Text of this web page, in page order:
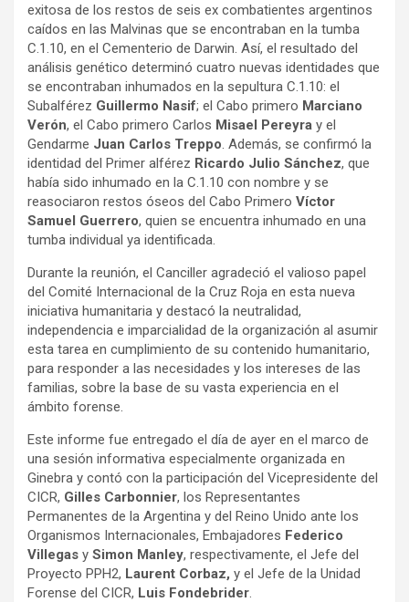
exitosa de los restos de seis ex combatientes argentinos
caídos en las Malvinas que se encontraban en la tumba
C.1.10, en el Cementerio de Darwin. Así, el resultado del
análisis genético determinó cuatro nuevas identidades que
se encontraban inhumados en la sepultura C.1.10: el
Subalférez Guillermo Nasif; el Cabo primero Marciano
Verón, el Cabo primero Carlos Misael Pereyra y el
Gendarme Juan Carlos Treppo. Además, se confirmó la
identidad del Primer alférez Ricardo Julio Sánchez, que
había sido inhumado en la C.1.10 con nombre y se
reasociaron restos óseos del Cabo Primero Víctor
Samuel Guerrero, quien se encuentra inhumado en una
tumba individual ya identificada.
Durante la reunión, el Canciller agradeció el valioso papel
del Comité Internacional de la Cruz Roja en esta nueva
iniciativa humanitaria y destacó la neutralidad,
independencia e imparcialidad de la organización al asumir
esta tarea en cumplimiento de su contenido humanitario,
para responder a las necesidades y los intereses de las
familias, sobre la base de su vasta experiencia en el
ámbito forense.
Este informe fue entregado el día de ayer en el marco de
una sesión informativa especialmente organizada en
Ginebra y contó con la participación del Vicepresidente del
CICR, Gilles Carbonnier, los Representantes
Permanentes de la Argentina y del Reino Unido ante los
Organismos Internacionales, Embajadores Federico
Villegas y Simon Manley, respectivamente, el Jefe del
Proyecto PPH2, Laurent Corbaz, y el Jefe de la Unidad
Forense del CICR, Luis Fondebrider.